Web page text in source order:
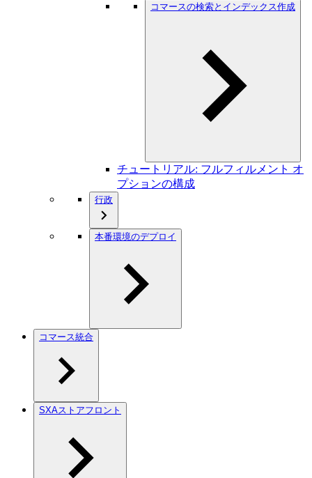
コマースの検索とインデックス作成
チュートリアル: フルフィルメント オ
プションの構成
行政
本番環境のデプロイ
コマース統合
SXAストアフロント